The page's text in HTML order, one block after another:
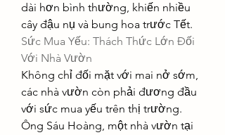
dài hơn bình thường, khiến nhiều
cây đậu nụ và bung hoa trước Tết.
Sức Mua Yếu: Thách Thức Lớn Đối
Với Nhà Vườn
Không chỉ đối mặt với mai nở sớm,
các nhà vườn còn phải đương đầu
với sức mua yếu trên thị trường.
Ông Sáu Hoàng, một nhà vườn tại